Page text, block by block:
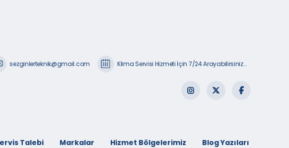
sezginlerteknik@gmail.com Klima Servisi Hizmeti İçin 7/24 Arayabilirsiniz...
Talebi Markalar Hizmet Bölgelerimiz Blog Yazıları